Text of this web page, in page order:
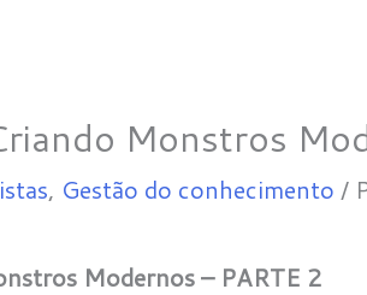
Monstros
, Gestão do conhecimento /
Modernos – PARTE 2